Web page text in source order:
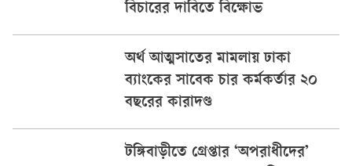
বিচারের দাবিতে বিক্ষোভ
অর্থ আত্মসাতের মামলায় ঢাকা
ব্যাংকের সাবেক চার কর্মকর্তার ২০
বছরের কারাদণ্ড
টঙ্গিবাড়ীতে গ্রেপ্তার ‘অপরাধীদের’